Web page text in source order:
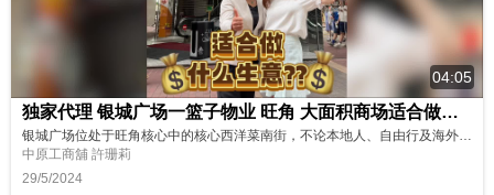
04:05
独家代理 银城广场一篮子物业 旺角 大面积商场适合做什么生意?
银城广场位处于旺角核心中的核心西洋菜南街，不论本地人、自由行及海外旅客，都是去旺角必到的街道之一，人流超旺，这么大面积的商场及展示位，到底适合做什么生意呢？看一下商铺部高级联席营业董事Shirley怎么说。 讲者: 中原工商铺商铺部高级联席营业董事 Shirley Hui 主持: Yan 立即联络Shirley Hui (E-408260) 9788 7869 https://oir.cen...
中原工商舖 許珊莉
29/5/2024